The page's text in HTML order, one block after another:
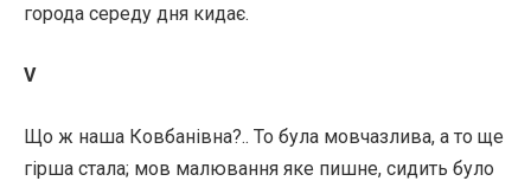
города середу дня кидає.
V
Що ж наша Ковбанівна?.. То була мовчазлива, а то ще
гірша стала; мов малювання яке пишне, сидить було